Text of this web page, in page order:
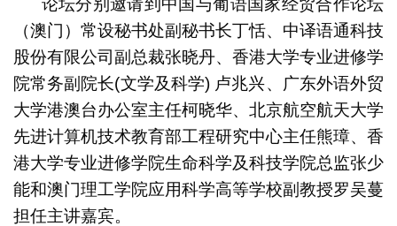
论坛分别邀请到中国与葡语国家经贸合作论坛
（澳门）常设秘书处副秘书长丁恬、中译语通科技
股份有限公司副总裁张晓丹、香港大学专业进修学
院常务副院长(文学及科学) 卢兆兴、广东外语外贸
大学港澳台办公室主任柯晓华、北京航空航天大学
先进计算机技术教育部工程研究中心主任熊璋、香
港大学专业进修学院生命科学及科技学院总监张少
能和澳门理工学院应用科学高等学校副教授罗吴蔓
担任主讲嘉宾。